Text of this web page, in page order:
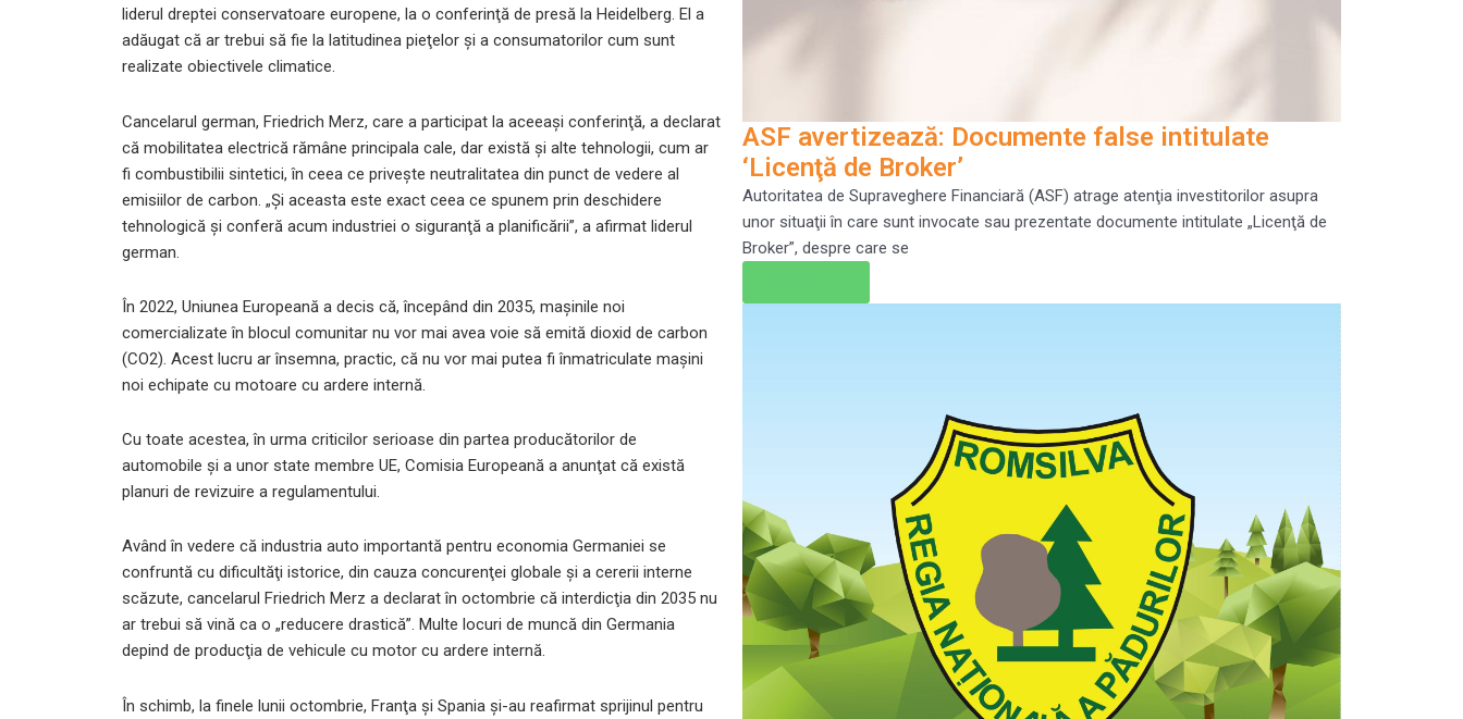
liderul dreptei conservatoare europene, la o conferinţă de presă la Heidelberg. El a
adăugat că ar trebui să fie la latitudinea pieţelor şi a consumatorilor cum sunt
realizate obiectivele climatice.
Cancelarul german, Friedrich Merz, care a participat la aceeaşi conferinţă, a declarat
că mobilitatea electrică rămâne principala cale, dar există şi alte tehnologii, cum ar
fi combustibilii sintetici, în ceea ce priveşte neutralitatea din punct de vedere al
emisiilor de carbon. „Şi aceasta este exact ceea ce spunem prin deschidere
tehnologică şi conferă acum industriei o siguranţă a planificării”, a afirmat liderul
german.
În 2022, Uniunea Europeană a decis că, începând din 2035, maşinile noi
comercializate în blocul comunitar nu vor mai avea voie să emită dioxid de carbon
(CO2). Acest lucru ar însemna, practic, că nu vor mai putea fi înmatriculate maşini
noi echipate cu motoare cu ardere internă.
Cu toate acestea, în urma criticilor serioase din partea producătorilor de
automobile şi a unor state membre UE, Comisia Europeană a anunţat că există
planuri de revizuire a regulamentului.
Având în vedere că industria auto importantă pentru economia Germaniei se
confruntă cu dificultăţi istorice, din cauza concurenţei globale şi a cererii interne
scăzute, cancelarul Friedrich Merz a declarat în octombrie că interdicţia din 2035 nu
ar trebui să vină ca o „reducere drastică”. Multe locuri de muncă din Germania
depind de producţia de vehicule cu motor cu ardere internă.
În schimb, la finele lunii octombrie, Franţa şi Spania şi-au reafirmat sprijinul pentru
ASF avertizează: Documente false intitulate
‘Licenţă de Broker’
Autoritatea de Supraveghere Financiară (ASF) atrage atenţia investitorilor asupra
unor situaţii în care sunt invocate sau prezentate documente intitulate „Licenţă de
Broker”, despre care se